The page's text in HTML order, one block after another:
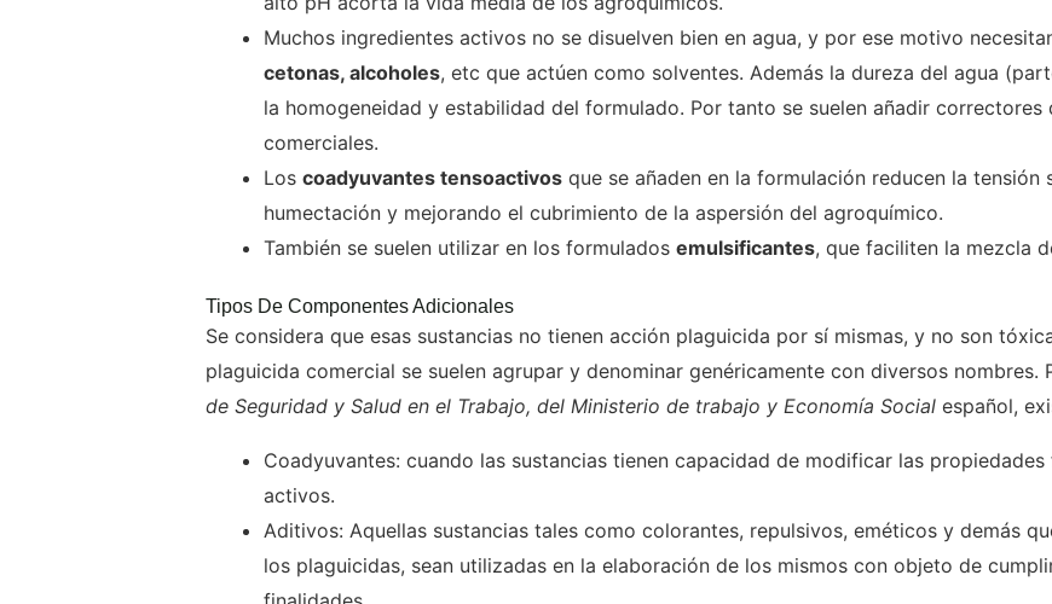
Muchos ingredientes activos no se disuelven bien en agua, y por ese motivo
cetonas, alcoholes, etc que actúen como solventes. Además la dureza del agua
la homogeneidad y estabilidad del formulado. Por tanto se suelen añadir
comerciales.
Los coadyuvantes tensoactivos que se añaden en la formulación reducen la
humectación y mejorando el cubrimiento de la aspersión del agroquímico.
También se suelen utilizar en los formulados emulsificantes, que faciliten la mezcla
Tipos De Componentes Adicionales
Se considera que esas sustancias no tienen acción plaguicida por sí mismas, y no son
plaguicida comercial se suelen agrupar y denominar genéricamente con diversos nombres.
de Seguridad y Salud en el Trabajo, del Ministerio de trabajo y Economía Social español,
Coadyuvantes: cuando las sustancias tienen capacidad de modificar las
activos.
Aditivos: Aquellas sustancias tales como colorantes, repulsivos, eméti­cos y demás
los plaguicidas, sean utilizadas en la elaboración de los mismos con objeto de